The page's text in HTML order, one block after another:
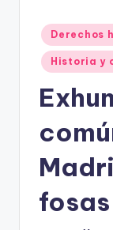
Publicado
en
Derechos
Historia y